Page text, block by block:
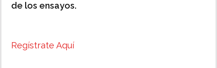
de los ensayos.
Regístrate Aquí